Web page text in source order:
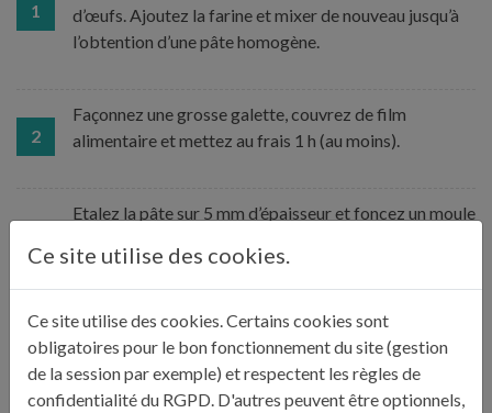
1
d’œufs. Ajoutez la farine et mixer de nouveau jusqu’à
l’obtention d’une pâte homogène.
2
Façonnez une grosse galette, couvrez de film
alimentaire et mettez au frais 1 h (au moins).
3
Etalez la pâte sur 5 mm d’épaisseur et foncez un moule
minutes au moins avant cuisson.
4
Préchauffez le four à 180°, chaleur ventilée. Étalez les
noix sur la plaque de cuisson sans trop les éparpiller et
laissez cuire 12 min en remuant une fois en cours de
Ce site utilise des cookies.
Ce site utilise des cookies. Certains cookies sont
obligatoires pour le bon fonctionnement du site (gestion
de la session par exemple) et respectent les règles de
confidentialité du RGPD. D'autres peuvent être optionnels,